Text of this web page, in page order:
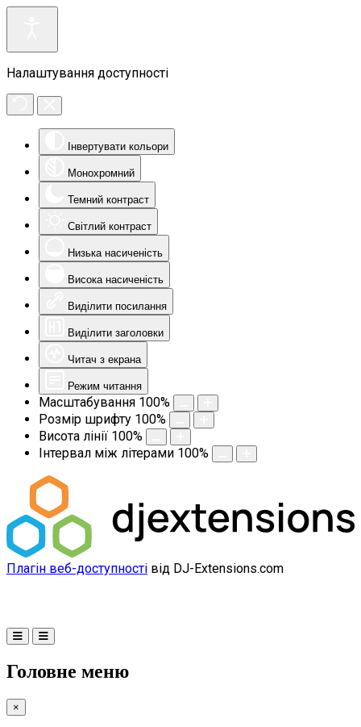
Налаштування доступності
Інвертувати кольори
Монохромний
Темний контраст
Світлий контраст
Низька насиченість
Висока насиченість
Виділити посилання
Виділити заголовки
Читач з екрана
Режим читання
Масштабування 100%
Розмір шрифту 100%
Висота лінії 100%
Інтервал між літерами 100%
Плагін веб-доступності від DJ-Extensions.com
Головне меню
×